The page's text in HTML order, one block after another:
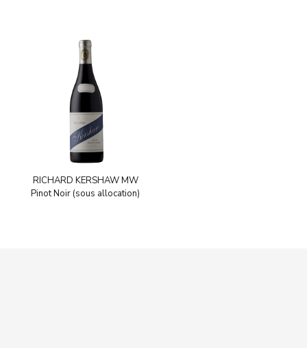
RICHARD KERSHAW MW
Pinot Noir (sous allocation)